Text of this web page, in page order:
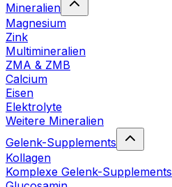
Mineralien
Magnesium
Zink
Multimineralien
ZMA & ZMB
Calcium
Eisen
Elektrolyte
Weitere Mineralien
Gelenk-Supplements
Kollagen
Komplexe Gelenk-Supplements